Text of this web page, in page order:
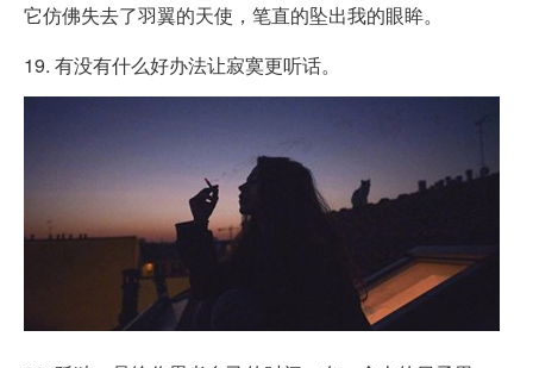
它仿佛失去了羽翼的天使，笔直的坠出我的眼眸。
19. 有没有什么好办法让寂寞更听话。